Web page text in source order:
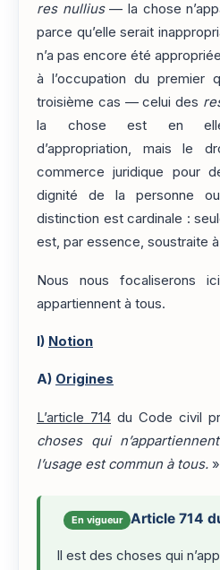
res nullius— la chose
parce qu’elle serait
n’a pas encore été
à l’occupation du premier
troisième cas — celui des
la chose est en elle-
d’appropriation, mais le
commerce juridique pour
dignité de la personne
distinction est cardinale :
est, par essence, soustraite à
Nous nous focaliserons
appartiennent à tous.
I) Notion
A) Origines
L’article 714 du Code civil
choses qui
l’usage est commun à tous. »
En vigueur Article 714
Il est des choses qui